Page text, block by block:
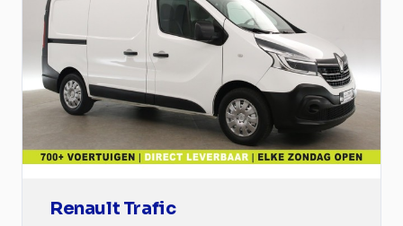
Renault Trafic